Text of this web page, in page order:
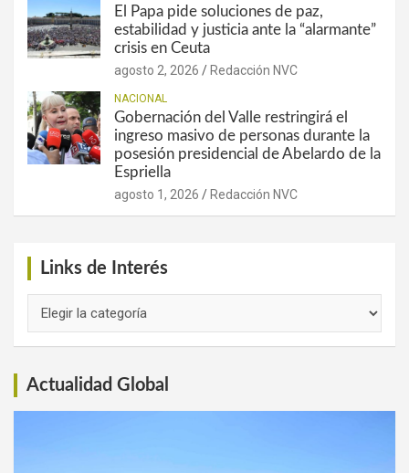
El Papa pide soluciones de paz,
estabilidad y justicia ante la “alarmante”
crisis en Ceuta
agosto 2, 2026 Redacción NVC
NACIONAL
Gobernación del Valle restringirá el
ingreso masivo de personas durante la
posesión presidencial de Abelardo de la
Espriella
agosto 1, 2026 Redacción NVC
Links de Interés
Actualidad Global